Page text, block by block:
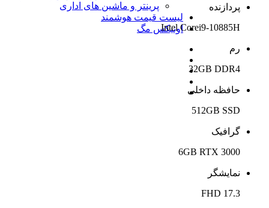
پرینتر و ماشین های اداری
لیست قیمت هوشمند
اونیکس مگ
پردازنده
Intel Corei9-10885H
رم
32GB DDR4
حافظه داخلی
512GB SSD
گرافیک
6GB RTX 3000
نمایشگر
17.3 FHD